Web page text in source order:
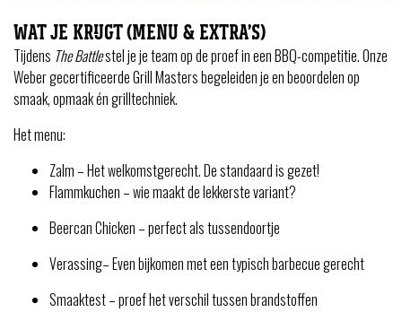
WAT JE KRIJGT (MENU & EXTRA’S)
Tijdens The Battlestel je je team op de proef in een BBQ-competitie. Onze
Weber gecertificeerde Grill Masters begeleiden je en beoordelen op
smaak, opmaak én grilltechniek.
Het menu:
Zalm – Het welkomstgerecht. De standaard is gezet!
Flammkuchen – wie maakt de lekkerste variant?
Beercan Chicken – perfect als tussendoortje
Verassing– Even bijkomen met een typisch barbecue gerecht
Smaaktest – proef het verschil tussen brandstoffen